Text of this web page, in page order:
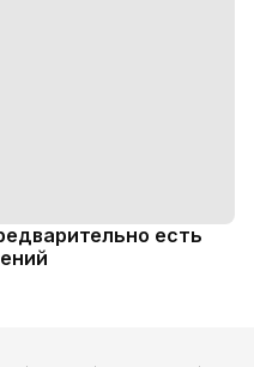
есть